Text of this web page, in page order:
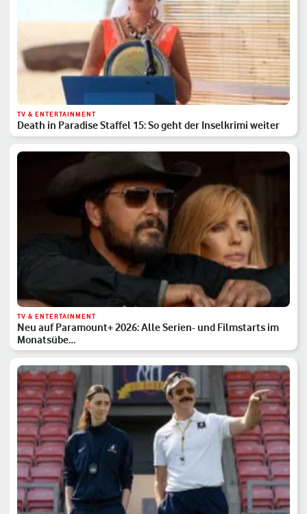
TV & ENTERTAINMENT
Death in Paradise Staffel 15: So geht der Inselkrimi weiter
TV & ENTERTAINMENT
Neu auf Paramount+ 2026: Alle Serien- und Filmstarts im
Monatsübe…